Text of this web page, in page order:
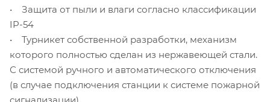
• Защита от пыли и влаги согласно классификации
IP-54
• Турникет собственной разработки, механизм
которого полностью сделан из нержавеющей стали.
С системой ручного и автоматического отключения
(в случае подключения станции к системе пожарной